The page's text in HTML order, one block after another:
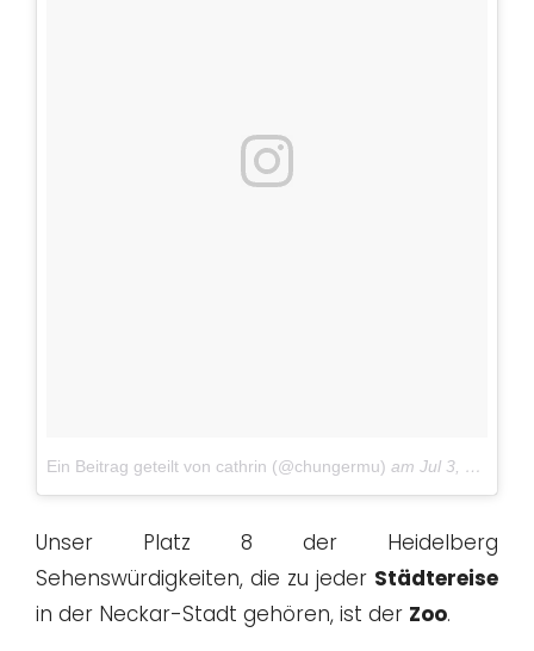
Ein Beitrag geteilt von cathrin (@chungermu) am Jul 3, 2018 um 2:05 PDT
Unser Platz 8 der Heidelberg
Sehenswürdigkeiten, die zu jeder Städtereise
in der Neckar-Stadt gehören, ist der Zoo.